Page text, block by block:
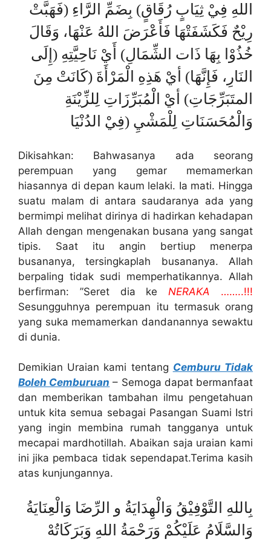
اللهِ فِيْ ثِيَابٍ رُقَاقٍ) بِضَمِّ الرَّاءِ (فَهَبَّتْ
رِيْحٌ فَكَشَفَتْهَا فَأَعْرَضَ اللهُ عَنْهَا، وَقَالَ
خُذُوْا بِهَا ذَات الشِّمَالِ) أَيْ نَاحِيَّتِهِ (إِلَى
النَارِ، فَإِنَّهَا) أيْ هَذِهِ الْمَرْأَةَ (كَانَتْ مِنَ
المتَبَرِّجَاتِ) أيْ الْمُبَرِّزَاتِ لِلزِّيْنَةِ
وَالْمُحَسَنَاتِ لِلْمَشْيِ (فِيْ الدُنْيَا
Dikisahkan: Bahwasanya ada seorang
perempuan yang gemar memamerkan
hiasannya di depan kaum lelaki. Ia mati. Hingga
suatu malam di antara saudaranya ada yang
bermimpi melihat dirinya di hadirkan kehadapan
Allah dengan mengenakan busana yang sangat
tipis. Saat itu angin bertiup menerpa
busananya, tersingkaplah busananya. Allah
berpaling tidak sudi memperhatikannya. Allah
berfirman: ”Seret dia ke NERAKA
……..!!!
Sesungguhnya perempuan itu termasuk orang
yang suka memamerkan dandanannya sewaktu
di dunia.
Demikian Uraian kami tentang Cemburu Tidak
Boleh Cemburuan – Semoga dapat bermanfaat
dan memberikan tambahan ilmu pengetahuan
untuk kita semua sebagai Pasangan Suami Istri
yang ingin membina rumah tangganya untuk
mecapai mardhotillah. Abaikan saja uraian kami
ini jika pembaca tidak sependapat.Terima kasih
atas kunjungannya.
بِاللهِ التَّوْفِيْقُ وَالْهِدَايَةُ و الرِّضَا وَالْعِنَايَةُ
وَالسَّلَامُ عَلَيْكُمْ وَرَحْمَةُ اللهِ وَبَرَكَاتُهْ